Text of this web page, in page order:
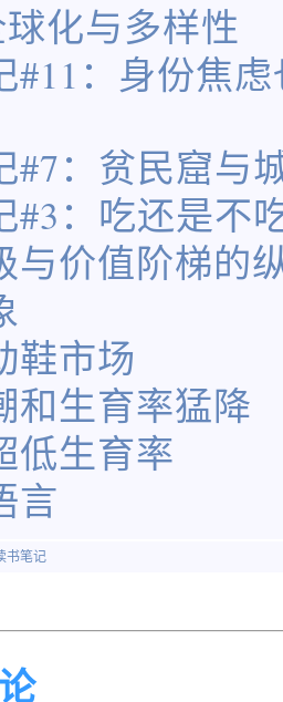
化与多样性
#11：身份焦
#7：贫民窟与
#3：吃还是不
与价值阶梯的
鞋市场
和生育率猛降
低生育率
言
书笔记